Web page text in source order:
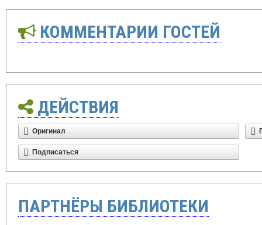
КОММЕНТАРИИ ГОСТЕЙ
ДЕЙСТВИЯ
Оригинал
Подписаться
ПАРТНЁРЫ БИБЛИОТЕКИ